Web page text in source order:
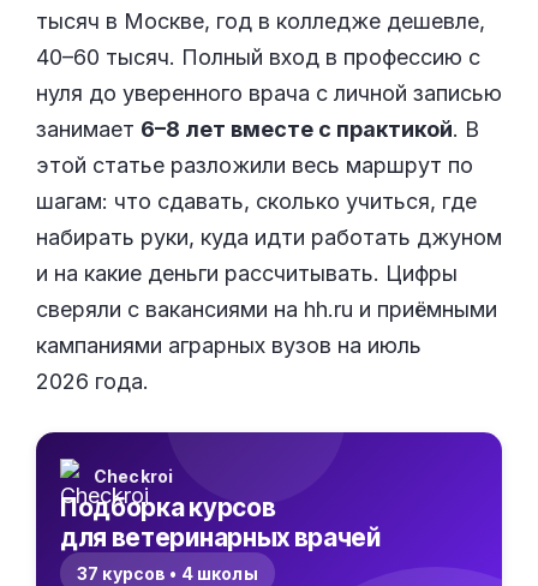
тысяч в Москве, год в колледже дешевле,
40–60 тысяч. Полный вход в профессию с
нуля до уверенного врача с личной записью
занимает 6–8 лет вместе с практикой. В
этой статье разложили весь маршрут по
шагам: что сдавать, сколько учиться, где
набирать руки, куда идти работать джуном
и на какие деньги рассчитывать. Цифры
сверяли с вакансиями на hh.ru и приёмными
кампаниями аграрных вузов на июль
2026 года.
Checkroi
Подборка курсов
для ветеринарных врачей
37 курсов • 4 школы